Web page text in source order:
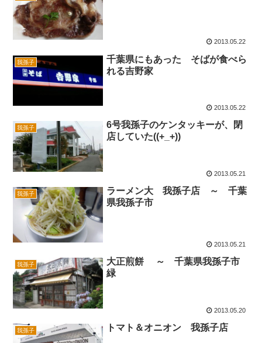
2013.05.22
我孫子
千葉県にもあった そばが食べら
れる吉野家
2013.05.22
我孫子
6号我孫子のケンタッキーが、閉
店していた((+_+))
2013.05.21
我孫子
ラーメン大 我孫子店 ～ 千葉
県我孫子市
2013.05.21
我孫子
大正煎餅 ～ 千葉県我孫子市
緑
2013.05.20
我孫子 トマト＆オニオン 我孫子店